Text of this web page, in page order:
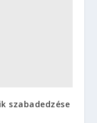
szabadedzése